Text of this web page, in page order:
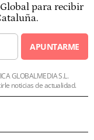
para recibir
APUNTARME
GLOBALMEDIA S.L.
noticias de actualidad.